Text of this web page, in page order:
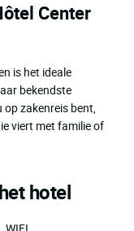
Center
is het ideale
bekendste
op zakenreis bent,
viert met familie of
hotel